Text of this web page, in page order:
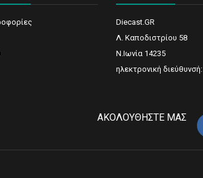
Diecast.GR
Λ. Καποδιστρίου 58
N.Ιωνία 14235
ηλεκτρονική διεύθυνσή:
AΚΟΛΟΥΘΉΣΤΕ ΜΑΣ